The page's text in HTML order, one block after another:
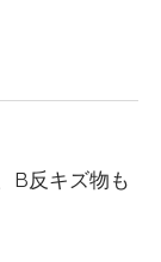
B反キズ物も